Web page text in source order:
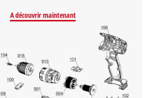
the site with their CMP to add this content
to the list of technologies used.
Usercentrics Consent
Management Platform
A découvrir maintenant